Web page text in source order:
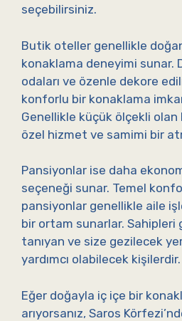
seçebilirsiniz.
Butik oteller genellikle
konaklama deneyimi sunar.
odaları ve özenle dekore
konforlu bir konaklama
Genellikle küçük ölçekli
özel hizmet ve samimi bir
Pansiyonlar ise daha
seçeneği sunar. Temel
pansiyonlar genellikle aile
bir ortam sunarlar. Sahipleri
tanıyan ve size gezilecek
yardımcı olabilecek kişilerdir.
Eğer doğayla iç içe bir
arıyorsanız, Saros